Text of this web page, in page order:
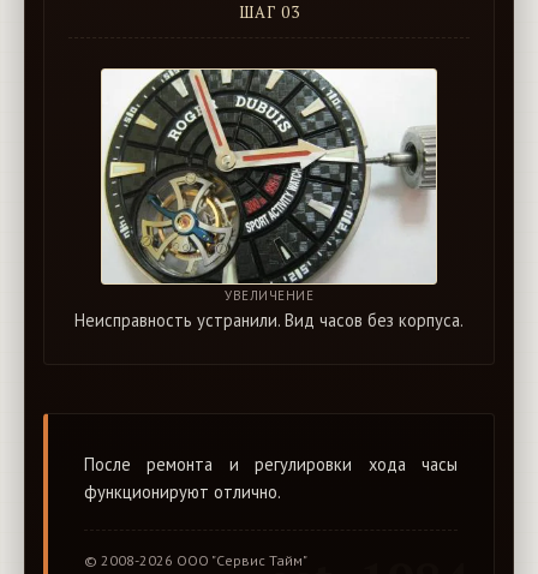
ШАГ 03
УВЕЛИЧЕНИЕ
Неисправность устранили. Вид часов без корпуса.
После ремонта и регулировки хода часы
функционируют отлично.
© 2008-2026 ООО "Сервис Тайм"